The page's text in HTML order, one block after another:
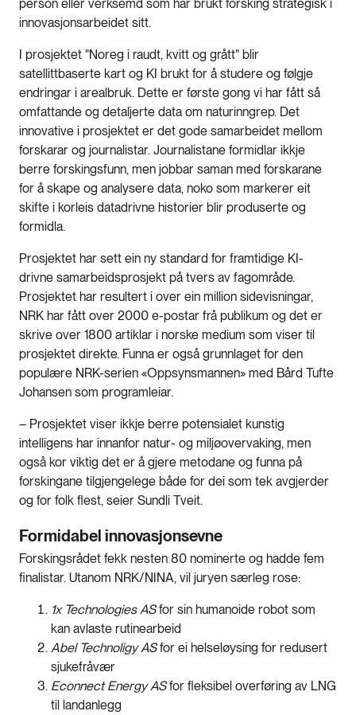
person eller verksemd som har brukt forsking strategisk i
innovasjonsarbeidet sitt.
I prosjektet "Noreg i raudt, kvitt og grått" blir
satellittbaserte kart og KI brukt for å studere og følgje
endringar i arealbruk. Dette er første gong vi har fått så
omfattande og detaljerte data om naturinngrep. Det
innovative i prosjektet er det gode samarbeidet mellom
forskarar og journalistar. Journalistane formidlar ikkje
berre forskingsfunn, men jobbar saman med forskarane
for å skape og analysere data, noko som markerer eit
skifte i korleis datadrivne historier blir produserte og
formidla.
Prosjektet har sett ein ny standard for framtidige KI-
drivne samarbeidsprosjekt på tvers av fagområde.
Prosjektet har resultert i over ein million sidevisningar,
NRK har fått over 2000 e-postar frå publikum og det er
skrive over 1800 artiklar i norske medium som viser til
prosjektet direkte. Funna er også grunnlaget for den
populære NRK-serien «Oppsynsmannen» med Bård Tufte
Johansen som programleiar.
– Prosjektet viser ikkje berre potensialet kunstig
intelligens har innanfor natur- og miljøovervaking, men
også kor viktig det er å gjere metodane og funna på
forskingane tilgjengelege både for dei som tek avgjerder
og for folk flest, seier Sundli Tveit.
Formidabel innovasjonsevne
Forskingsrådet fekk nesten 80 nominerte og hadde fem
finalistar. Utanom NRK/NINA, vil juryen særleg rose:
1x Technologies ASfor sin humanoide robot som
kan avlaste rutinearbeid
Abel Technoligy ASfor ei helseløysing for redusert
sjukefråvær
Econnect Energy ASfor fleksibel overføring av LNG
til landanlegg